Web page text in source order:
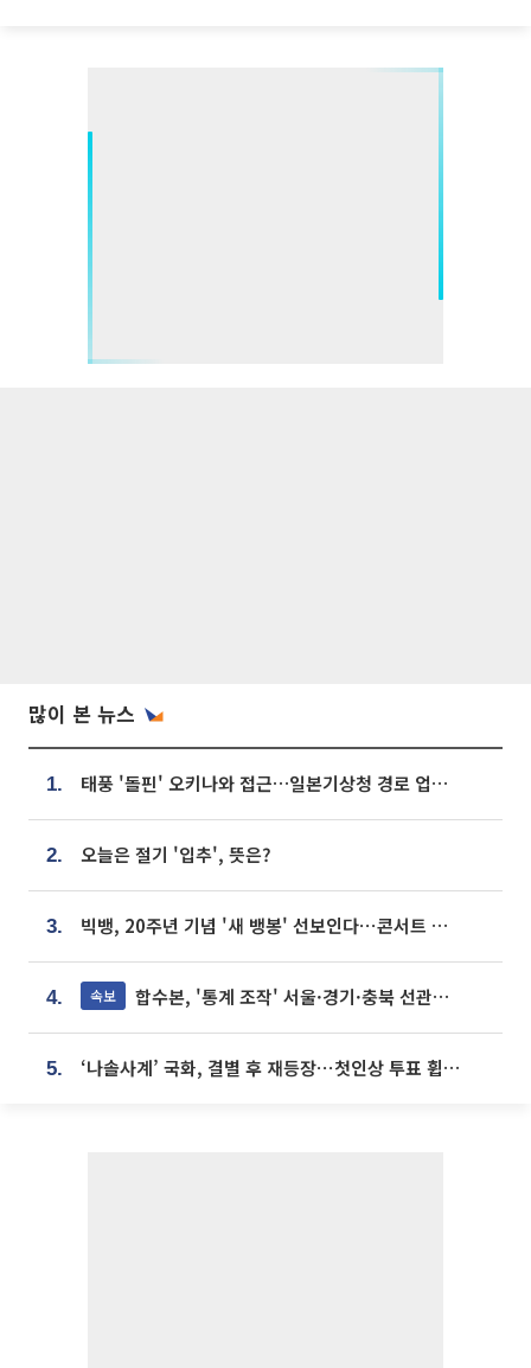
많이 본 뉴스
1. 태풍 '돌핀' 오키나와 접근…일본기상청 경로 업데이트
2. 오늘은 절기 '입추', 뜻은?
3. 빅뱅, 20주년 기념 '새 뱅봉' 선보인다⋯콘서트 앞두고 팝업 개최
4. 속보 합수본, '통계 조작' 서울·경기·충북 선관위 등 추가 압수수색
5. ‘나솔사계’ 국화, 결별 후 재등장⋯첫인상 투표 휩쓸고 ‘인기녀’ 등극